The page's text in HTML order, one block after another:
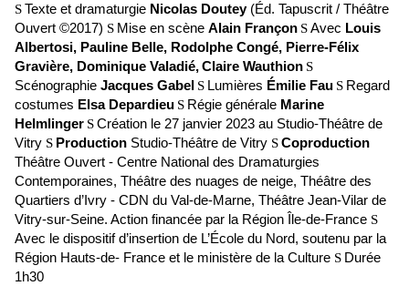
STexte et dramaturgie Nicolas Doutey (Éd. Tapuscrit / Théâtre
Ouvert ©2017) S Mise en scène Alain Françon SAvec Louis
Albertosi, Pauline Belle, Rodolphe Congé, Pierre-Félix
Gravière, Dominique Valadié,Claire Wauthion S
Scénographie Jacques Gabel S Lumières Émilie Fau S Regard
costumes Elsa Depardieu S Régie générale Marine
Helmlinger SCréation le 27 janvier 2023 au Studio-Théâtre de
Vitry S Production Studio-Théâtre de Vitry SCoproduction
Théâtre Ouvert - Centre National des Dramaturgies
Contemporaines, Théâtre des nuages de neige, Théâtre des
Quartiers d’Ivry - CDN du Val-de-Marne, Théâtre Jean-Vilar de
Vitry-sur-Seine. Action financée par la Région Île-de-France S
Avec le dispositif d’insertion de L’École du Nord, soutenu par la
Région Hauts-de- France et le ministère de la Culture S Durée
1h30